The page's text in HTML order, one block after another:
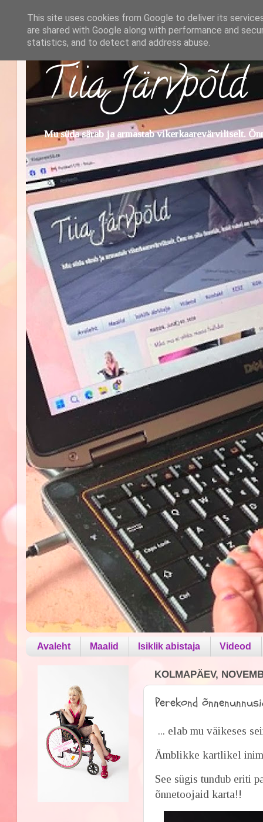
Tiia Järvpõld
Mu süda särab ja armastab vikerkaarevärviliselt.
Avaleht Maalid Isiklik abistaja Videod
KOLMAPÄEV,
Perekond
... elab mu väikeses
Ämblikke kartlikel
See sügis tundub eriti
õnnetoojaid karta!!
This site uses cookies from Google to deliver its
are shared with Google along with performance and
statistics, and to detect and address abuse.